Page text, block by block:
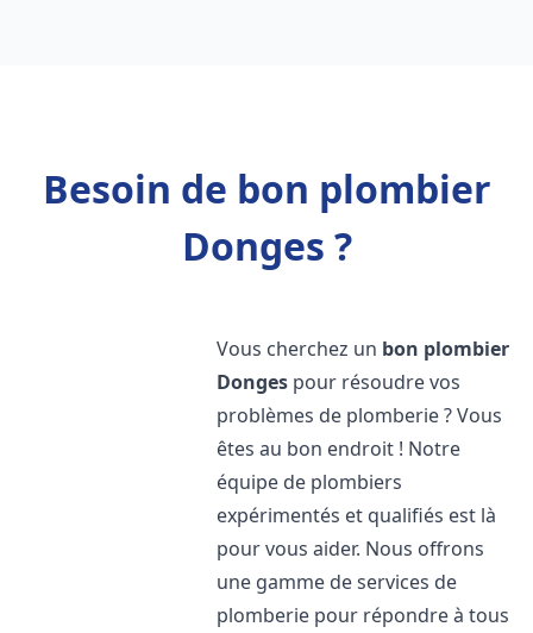
Besoin de bon plombier
Donges ?
Vous cherchez un bon plombier
Donges pour résoudre vos
problèmes de plomberie ? Vous
êtes au bon endroit ! Notre
équipe de plombiers
expérimentés et qualifiés est là
pour vous aider. Nous offrons
une gamme de services de
plomberie pour répondre à tous